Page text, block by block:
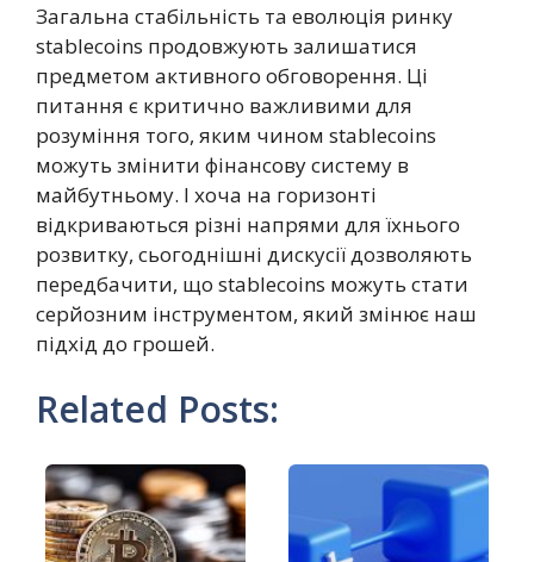
Загальна стабільність та еволюція ринку
stablecoins продовжують залишатися
предметом активного обговорення. Ці
питання є критично важливими для
розуміння того, яким чином stablecoins
можуть змінити фінансову систему в
майбутньому. І хоча на горизонті
відкриваються різні напрями для їхнього
розвитку, сьогоднішні дискусії дозволяють
передбачити, що stablecoins можуть стати
серйозним інструментом, який змінює наш
підхід до грошей.
Related Posts: